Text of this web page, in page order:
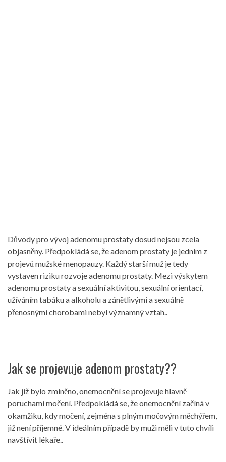
Důvody pro vývoj adenomu prostaty dosud nejsou zcela
objasněny. Předpokládá se, že adenom prostaty je jedním z
projevů mužské menopauzy. Každý starší muž je tedy
vystaven riziku rozvoje adenomu prostaty. Mezi výskytem
adenomu prostaty a sexuální aktivitou, sexuální orientací,
užíváním tabáku a alkoholu a zánětlivými a sexuálně
přenosnými chorobami nebyl významný vztah..
Jak se projevuje adenom prostaty??
Jak již bylo zmíněno, onemocnění se projevuje hlavně
poruchami močení. Předpokládá se, že onemocnění začíná v
okamžiku, kdy močení, zejména s plným močovým měchýřem,
již není příjemné. V ideálním případě by muži měli v tuto chvíli
navštívit lékaře..